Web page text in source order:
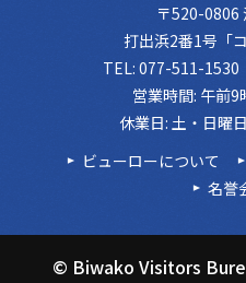
〒520-0806
打出浜2番1号「
TEL: 077-511-
営業時間: 午前
休業日: 土・日曜
ビューローについて
名誉
© Biwako Visitors